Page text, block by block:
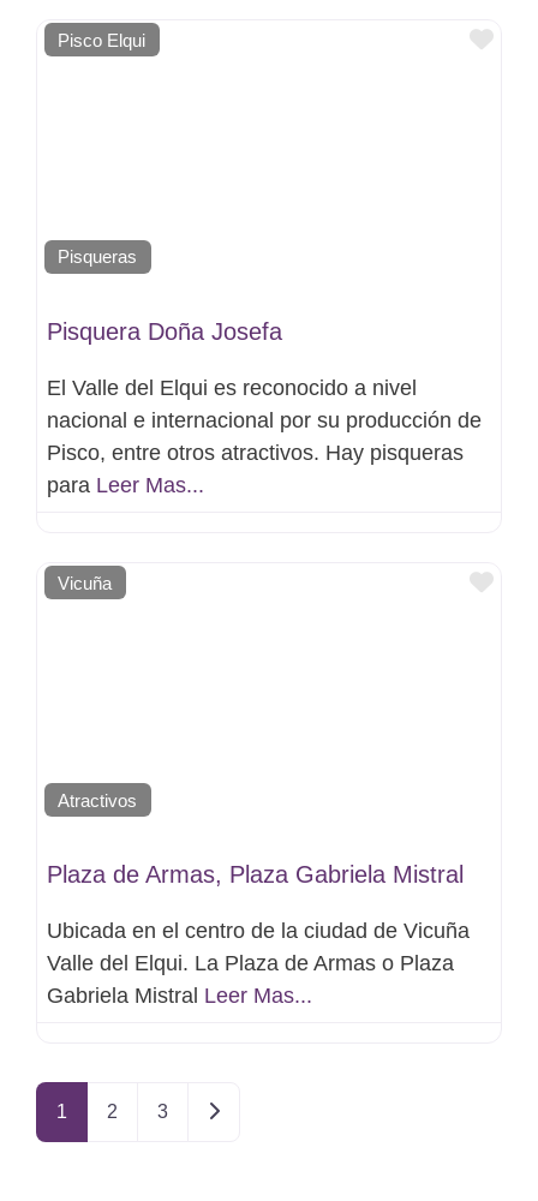
Pisco Elqui
Pisqueras
Pisquera Doña Josefa
El Valle del Elqui es reconocido a nivel
nacional e internacional por su producción de
Pisco, entre otros atractivos. Hay pisqueras
para Leer Mas...
Vicuña
Atractivos
Plaza de Armas, Plaza Gabriela Mistral
Ubicada en el centro de la ciudad de Vicuña
Valle del Elqui. La Plaza de Armas o Plaza
Gabriela Mistral Leer Mas...
1 2 3 Entradas anteriores